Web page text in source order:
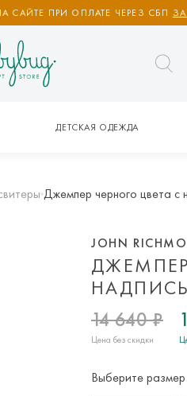
ПРИ ОПЛАТЕ ЧЕРЕЗ СБП
ДЕТСКАЯ ОДЕЖДА
Джемпер черного цвета
JOHN
14 640 ₽
Цена без скидки
Выберите размер